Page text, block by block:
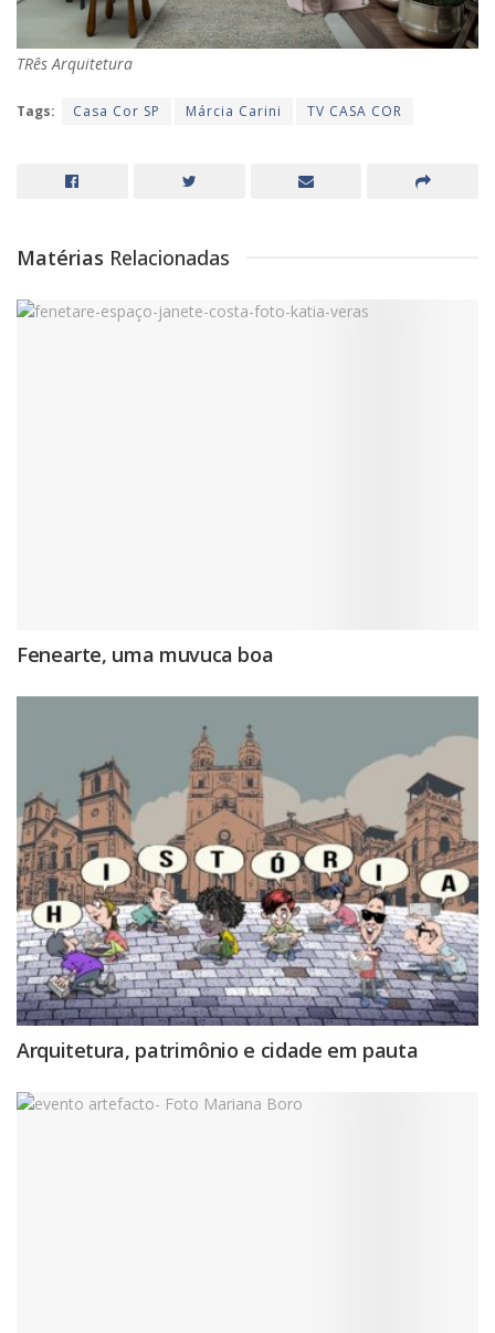
TRês Arquitetura
Tags: Casa Cor SP Márcia Carini TV CASA COR
Matérias Relacionadas
Fenearte, uma muvuca boa
Arquitetura, patrimônio e cidade em pauta